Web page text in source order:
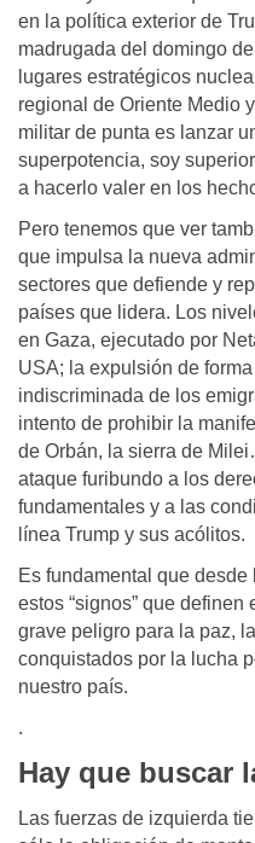
en la política exterior de
madrugada del domingo
lugares estratégicos
regional de Oriente Medio
militar de punta es lanzar
superpotencia, soy
a hacerlo valer en los
Pero tenemos que ver
que impulsa la nueva
sectores que defiende y
países que lidera. Los
en Gaza, ejecutado por
USA; la expulsión de
indiscriminada de los
intento de prohibir la
de Orbán, la sierra de
ataque furibundo a los
fundamentales y a las
línea Trump y sus acólitos.
Es fundamental que
estos “signos” que
grave peligro para la paz,
conquistados por la lucha
nuestro país.
.
Hay que buscar
Las fuerzas de izquierda